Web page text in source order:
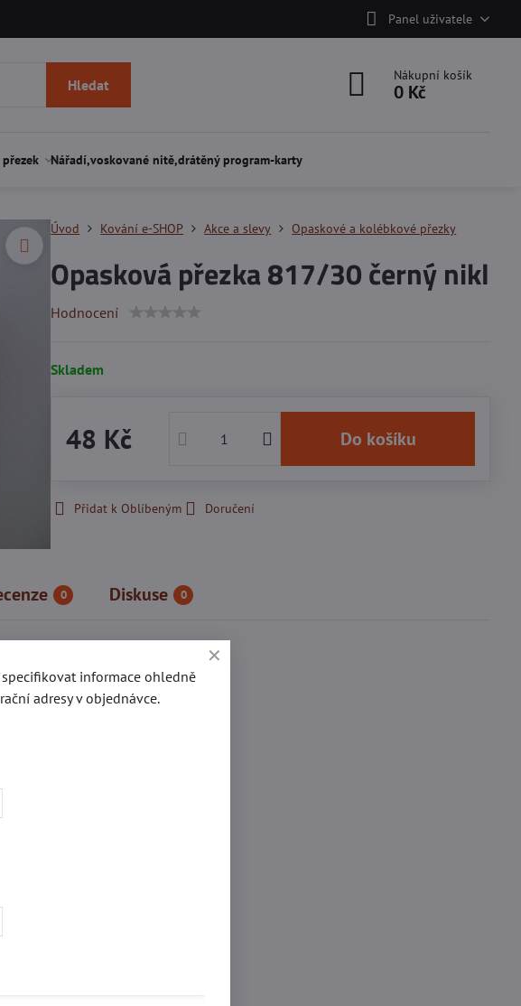
Panel uživatele
Hledat
Nákupní košík
0 Kč
Nářadí,voskované nitě,drátěný program-karty
Úvod Kování e-SHOP Akce a slevy Opaskové a kolébkové přezky
Opasková přezka 817/30 černý nikl
Hodnocení
Skladem
48 Kč Do košíku
Přidat k Oblíbeným Doručení
0 Diskuse 0
Opaskové a kolébkové přezky
informace ohledně
adresy v objednávce.